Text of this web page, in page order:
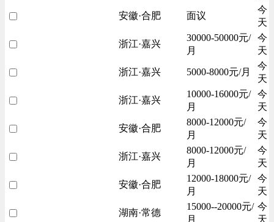
安徽·合肥 面议
今
天
浙江·嘉兴
30000-50000元/
月
今
天
浙江·嘉兴 5000-8000元/月
今
天
浙江·嘉兴
10000-16000元/
月
今
天
安徽·合肥
8000-12000元/
月
今
天
浙江·嘉兴
8000-12000元/
月
今
天
安徽·合肥
12000-18000元/
月
今
天
湖南·常德
15000--20000元/
月
今
天